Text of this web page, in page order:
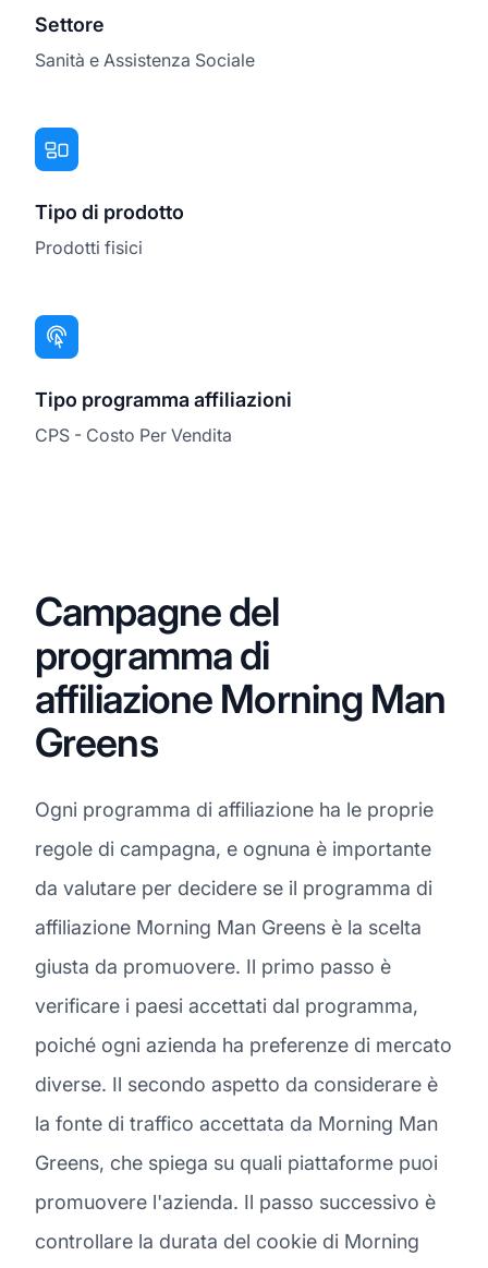
Settore
Sanità e Assistenza Sociale
Tipo di prodotto
Prodotti fisici
Tipo programma affiliazioni
CPS - Costo Per Vendita
Campagne del
programma di
affiliazione Morning Man
Greens
Ogni programma di affiliazione ha le proprie
regole di campagna, e ognuna è importante
da valutare per decidere se il programma di
affiliazione Morning Man Greens è la scelta
giusta da promuovere. Il primo passo è
verificare i paesi accettati dal programma,
poiché ogni azienda ha preferenze di mercato
diverse. Il secondo aspetto da considerare è
la fonte di traffico accettata da Morning Man
Greens, che spiega su quali piattaforme puoi
promuovere l'azienda. Il passo successivo è
controllare la durata del cookie di Morning